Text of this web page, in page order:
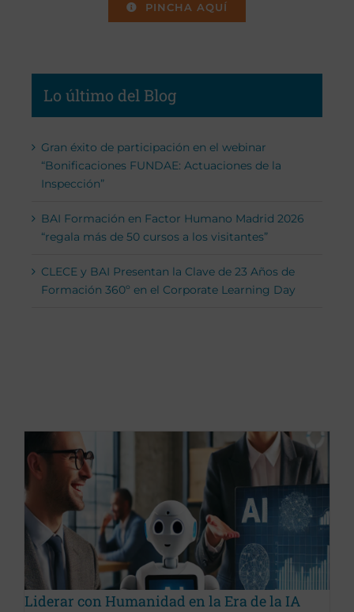
Liderar con Humanidad en la Era de la IA
PINCHA AQUÍ
Lo último del Blog
Gran éxito de participación en el webinar
“Bonificaciones FUNDAE: Actuaciones de la
Inspección”
BAI Formación en Factor Humano Madrid 2026
“regala más de 50 cursos a los visitantes”
CLECE y BAI Presentan la Clave de 23 Años de
Formación 360º en el Corporate Learning Day